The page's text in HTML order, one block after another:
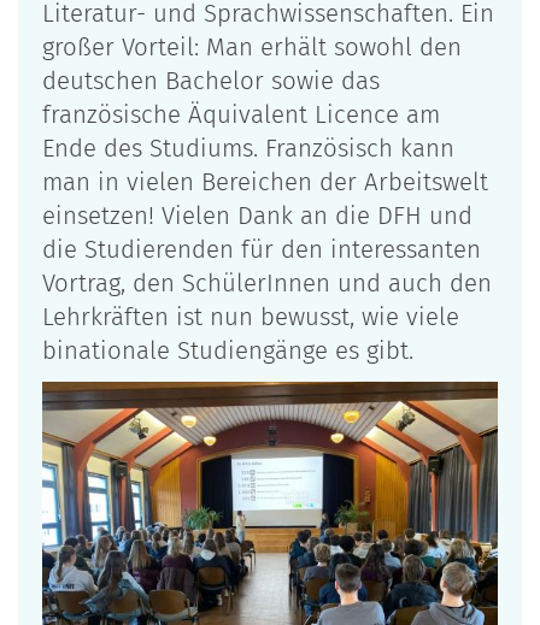
Literatur- und Sprachwissenschaften. Ein
großer Vorteil: Man erhält sowohl den
deutschen Bachelor sowie das
französische Äquivalent Licence am
Ende des Studiums. Französisch kann
man in vielen Bereichen der Arbeitswelt
einsetzen! Vielen Dank an die DFH und
die Studierenden für den interessanten
Vortrag, den SchülerInnen und auch den
Lehrkräften ist nun bewusst, wie viele
binationale Studiengänge es gibt.